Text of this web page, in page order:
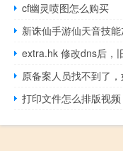
cf幽灵喷图怎么购买
新诛仙手游仙天音技
extra.hk 修改dns后，
打印文件怎么排版视频